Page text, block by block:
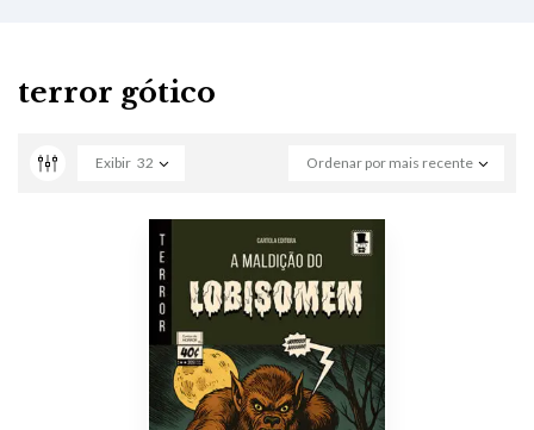
terror gótico
Ordenar por mais recente
Exibir 32